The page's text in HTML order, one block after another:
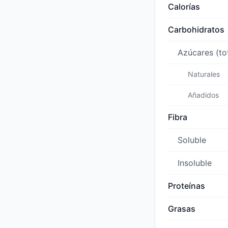
Calorías
Carbohidratos
Azúcares
Naturales
Añadidos
Fibra
Soluble
Insoluble
Proteínas
Grasas